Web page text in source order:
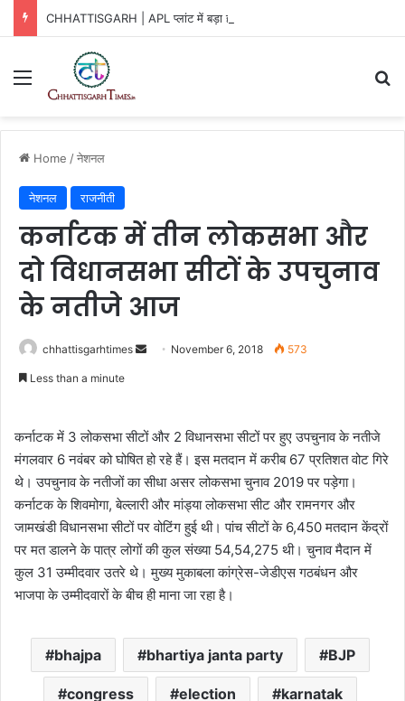
CHHATTISGARH | APL प्लांट में बड़ा हादसा!
Menu
Home /नेशनल
नेशनल राजनीती
कर्नाटक में तीन लोकसभा और
दो विधानसभा सीटों के उपचुनाव
के नतीजे आज
chhattisgarhtimes
Send November 6, 2018 573
Less than a minute
कर्नाटक में 3 लोकसभा सीटों और 2 विधानसभा सीटों पर हुए उपचुनाव के नतीजे
मंगलवार 6 नवंबर को घोषित हो रहे हैं। इस मतदान में करीब 67 प्रतिशत वोट गिरे
थे। उपचुनाव के नतीजों का सीधा असर लोकसभा चुनाव 2019 पर पड़ेगा।
कर्नाटक के शिवमोगा, बेल्लारी और मांड्या लोकसभा सीट और रामनगर और
जामखंडी विधानसभा सीटों पर वोटिंग हुई थी। पांच सीटों के 6,450 मतदान केंद्रों
पर मत डालने के पात्र लोगों की कुल संख्या 54,54,275 थी। चुनाव मैदान में
कुल 31 उम्मीदवार उतरे थे। मुख्य मुकाबला कांग्रेस-जेडीएस गठबंधन और
भाजपा के उम्मीदवारों के बीच ही माना जा रहा है।
bhajpa bhartiya janta party BJP
congress election karnatak